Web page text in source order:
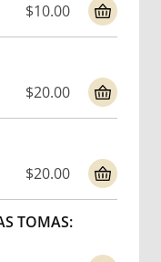
$10.00
$20.00
$20.00
TOMAS: